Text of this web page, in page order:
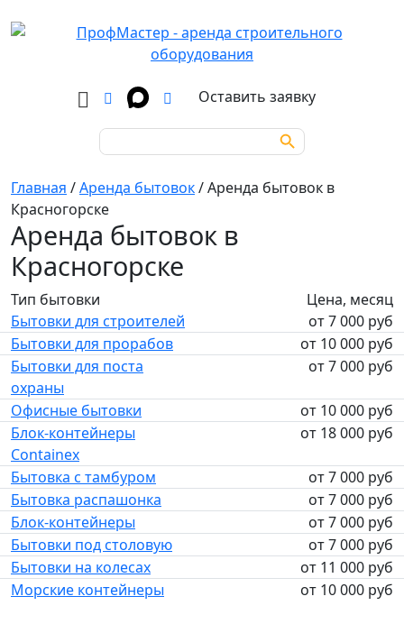
Search
for:
Search Button
Оставить заявку
Главная /Аренда бытовок/Аренда бытовок в
Красногорске
Аренда бытовок в
Красногорске
Тип бытовки
Цена, месяц
Бытовки для строителей
от 7 000 руб
Бытовки для прорабов
от 10 000 руб
Бытовки для поста
охраны
от 7 000 руб
Офисные бытовки
от 10 000 руб
Блок-контейнеры
Containex
от 18 000 руб
Бытовка с тамбуром
от 7 000 руб
Бытовка распашонка
от 7 000 руб
Блок-контейнеры
от 7 000 руб
Бытовки под столовую
от 7 000 руб
Бытовки на колесах
от 11 000 руб
Морские контейнеры
от 10 000 руб